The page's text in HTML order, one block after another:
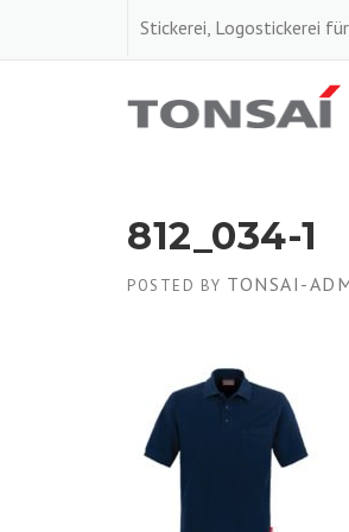
Stickerei, Logostickerei
812_034-1
POSTED BY TONSAI-